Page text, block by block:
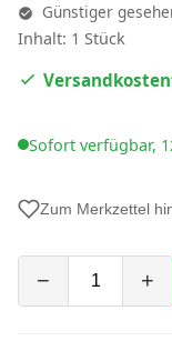
Günstiger
Inhalt: 1 Stück
Sofort verfügbar,
Zum Merkzettel
− +